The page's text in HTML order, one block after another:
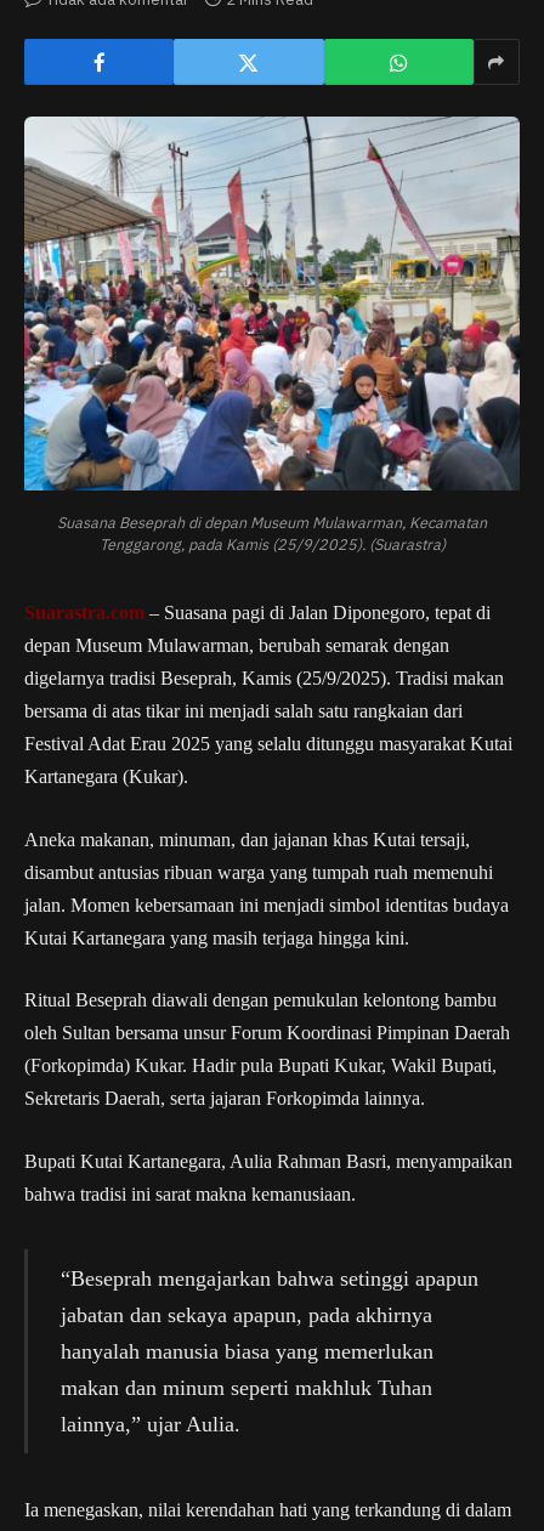
Suasana Beseprah di depan Museum Mulawarman, Kecamatan
Tenggarong, pada Kamis (25/9/2025). (Suarastra)
Suarastra.com – Suasana pagi di Jalan Diponegoro, tepat di
depan Museum Mulawarman, berubah semarak dengan
digelarnya tradisi Beseprah, Kamis (25/9/2025). Tradisi makan
bersama di atas tikar ini menjadi salah satu rangkaian dari
Festival Adat Erau 2025 yang selalu ditunggu masyarakat Kutai
Kartanegara (Kukar).
Aneka makanan, minuman, dan jajanan khas Kutai tersaji,
disambut antusias ribuan warga yang tumpah ruah memenuhi
jalan. Momen kebersamaan ini menjadi simbol identitas budaya
Kutai Kartanegara yang masih terjaga hingga kini.
Ritual Beseprah diawali dengan pemukulan kelontong bambu
oleh Sultan bersama unsur Forum Koordinasi Pimpinan Daerah
(Forkopimda) Kukar. Hadir pula Bupati Kukar, Wakil Bupati,
Sekretaris Daerah, serta jajaran Forkopimda lainnya.
Bupati Kutai Kartanegara, Aulia Rahman Basri, menyampaikan
bahwa tradisi ini sarat makna kemanusiaan.
“Beseprah mengajarkan bahwa setinggi apapun
jabatan dan sekaya apapun, pada akhirnya
hanyalah manusia biasa yang memerlukan
makan dan minum seperti makhluk Tuhan
lainnya,” ujar Aulia.
Ia menegaskan, nilai kerendahan hati yang terkandung di dalam